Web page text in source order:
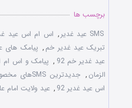
برچسب ها
SMS عید غدیر
, اس ام اس عید
تبریک عید غدیر خم , پیامک های
عید غدیر خم 92
, پیامک و اس ام
الزمان , جدیدترین SMSهای مخصوص عید ولایت
اس عید غدیر 92
, عید ولایت امام